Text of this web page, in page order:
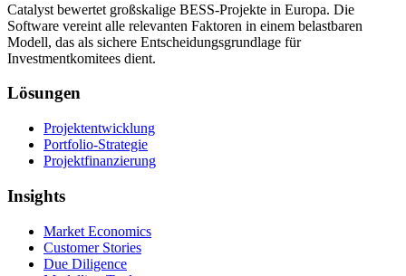
Catalyst bewertet großskalige BESS-Projekte in Europa. Die
Software vereint alle relevanten Faktoren in einem belastbaren
Modell, das als sichere Entscheidungsgrundlage für
Investmentkomitees dient.
Lösungen
Projektentwicklung
Portfolio-Strategie
Projektfinanzierung
Insights
Market Economics
Customer Stories
Due Diligence